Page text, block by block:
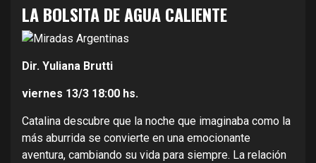
LA BOLSITA DE AGUA CALIENTE
Dir. Yuliana Brutti
viernes 13/3 18:00 hs.
Catalina descubre que la noche que imaginaba como la
más aburrida se convierte en una emocionante
aventura, cambiando su vida para siempre. La relación